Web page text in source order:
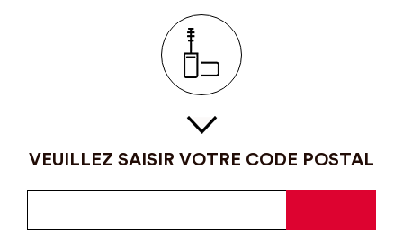
VEUILLEZ SAISIR VOTRE CODE POSTAL